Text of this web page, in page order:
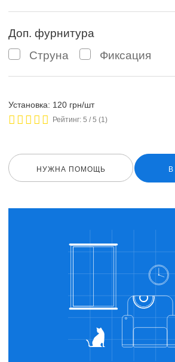
Доп. фурнитура
Струна
Фиксация
Установка: 120 грн/шт
Рейтинг:5 / 5 (1)
НУЖНА ПОМОЩЬ